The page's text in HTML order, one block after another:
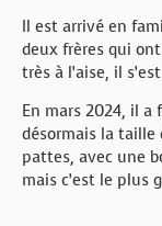
Il est arrivé en
deux frères qui
très à l’aise, il
En mars 2024, il a
désormais la taille
pattes, avec une
mais c’est le plus